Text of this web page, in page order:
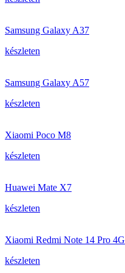
Samsung Galaxy A37
készleten
Samsung Galaxy A57
készleten
Xiaomi Poco M8
készleten
Huawei Mate X7
készleten
Xiaomi Redmi Note 14 Pro 4G
készleten